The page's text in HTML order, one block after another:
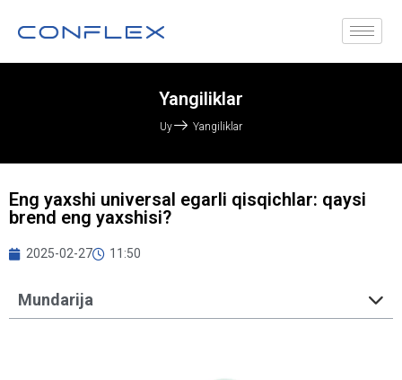
Yangiliklar
Uy Yangiliklar
Eng yaxshi universal egarli qisqichlar: qaysi
brend eng yaxshisi?
2025-02-27 11:50
Mundarija